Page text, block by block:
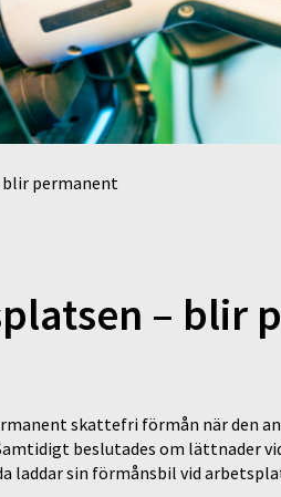
blir permanent
– blir
skattefri förmån när den
beslutades om lättnader
laddar sin förmånsbil vid